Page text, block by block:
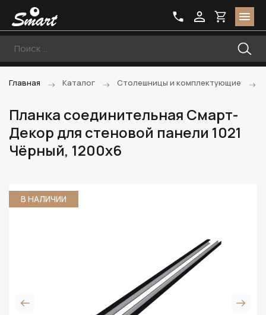
Главная Каталог Столешницы и комплектующие
Планка соединительная Смарт-
Декор для стеновой панели 1021
Чёрный, 1200x6
В НАЛИЧИИ